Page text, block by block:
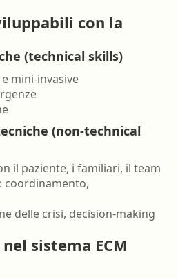
con la
(technical skills)
mini-invasive
(non-technical
il paziente, i familiari, il team
: coordinamento,
delle crisi, decision-making
sistema ECM